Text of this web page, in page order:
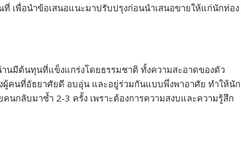
เพื่อนำข้อเสนอแนะมาปรับปรุงก่อนนำเสนอขายให้แก่นักท่อง
นมีต้นทุนที่แข็งแกร่งโดยธรรมชาติ ทั้งความสะอาดของตัว
ผู้คนที่อัธยาศัยดี อบอุ่น และอยู่ร่วมกันแบบพึ่งพาอาศัย ทำให้นัก
กลับมาซ้ำ 2-3 ครั้ง เพราะต้องการความสงบและความรู้สึก